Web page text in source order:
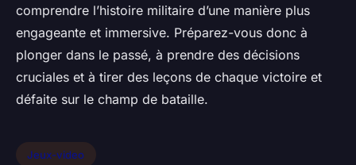
comprendre l’histoire militaire d’une manière plus
engageante et immersive. Préparez-vous donc à
plonger dans le passé, à prendre des décisions
cruciales et à tirer des leçons de chaque victoire et
défaite sur le champ de bataille.
Jeux-video